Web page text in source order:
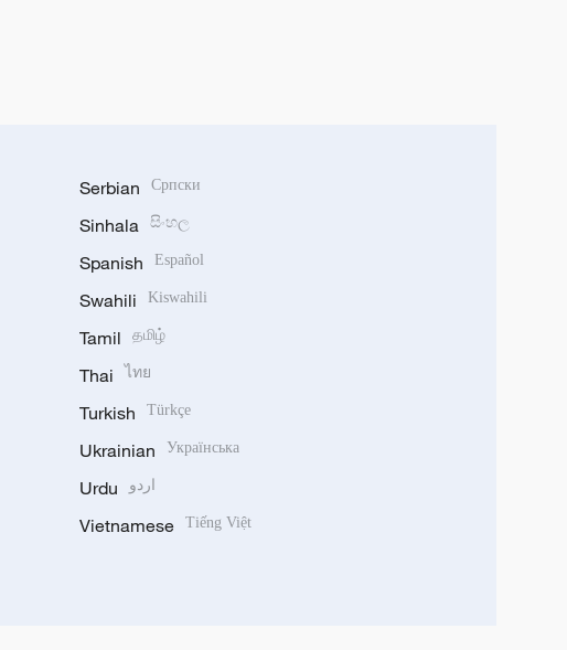
Serbian Српски
Sinhala සිංහල
Spanish Español
Swahili Kiswahili
Tamil தமிழ்
Thai ไทย
Turkish Türkçe
Ukrainian Українська
Urdu اردو
Vietnamese Tiếng Việt